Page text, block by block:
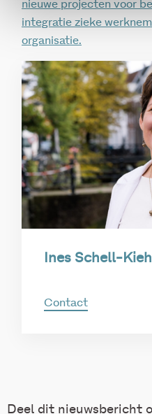
nieuwe projecten voor
integratie zieke
organisatie.
Ines Schell-
Contact
Deel dit nieuwsbericht